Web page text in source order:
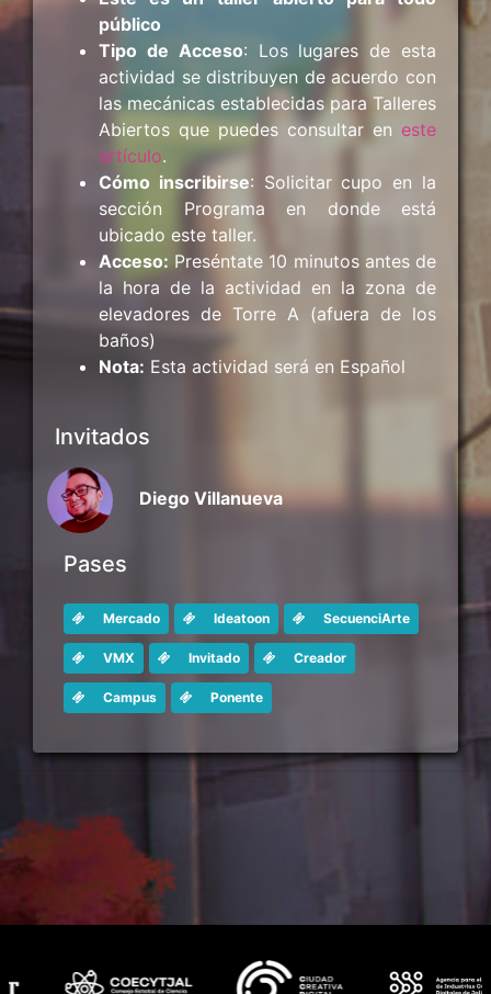
público
Tipo de Acceso: Los lugares de esta
actividad se distribuyen de acuerdo con
las mecánicas establecidas para Talleres
Abiertos que puedes consultar en este
artículo.
Cómo inscribirse: Solicitar cupo en la
sección Programa en donde está
ubicado este taller.
Acceso: Preséntate 10 minutos antes de
la hora de la actividad en la zona de
elevadores de Torre A (afuera de los
baños)
Nota: Esta actividad será en Español
Invitados
Diego Villanueva
Pases
Mercado Ideatoon SecuenciArte
VMX Invitado Creador
Campus Ponente